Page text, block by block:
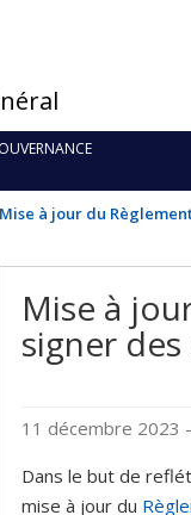
Mise à jour du
Mise à
signer
11 décembre 2023
Dans le but de
mise à jour du